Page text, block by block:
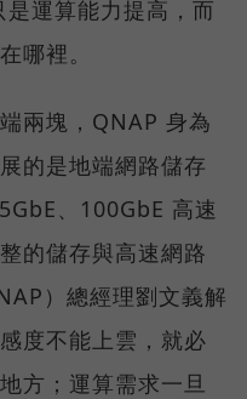
運算能力提高，而
哪裡。
兩塊，QNAP 身為
的是地端網路儲存
、100GbE 高速
的儲存與高速網路
）總經理劉文義解
度不能上雲，就必
方；運算需求一旦